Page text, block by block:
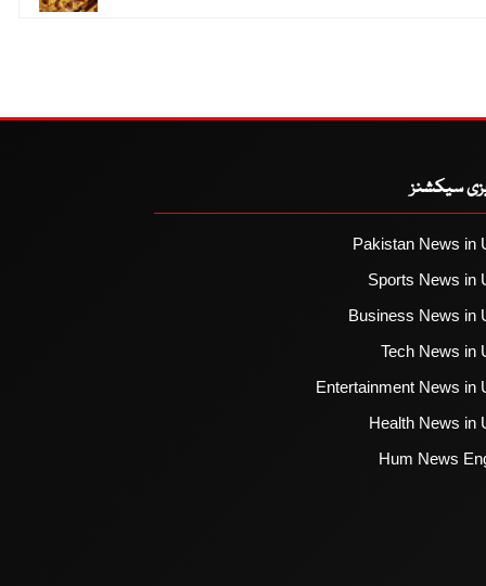
سیکشنز
Pakistan News in
Sports News in
Business News in
Tech News in
Entertainment News in
Health News in
Hum News